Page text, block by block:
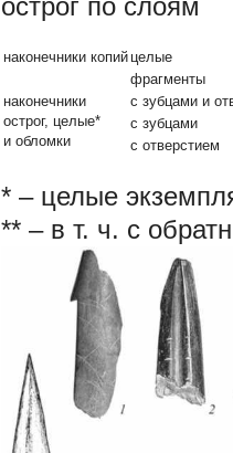
острог по слоям
наконечники копий целые
фрагменты
наконечники
острог, целые*
и обломки
с зубцами и
с зубцами
с отверстием
* – целые
** – в т. ч. с